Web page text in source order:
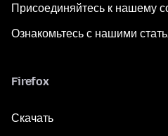
Присоединяйтесь к нашему
Ознакомьтесь с нашими
Firefox
Скачать